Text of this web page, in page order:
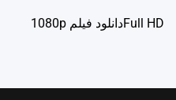
Full HDدانلود فيلم 1080p